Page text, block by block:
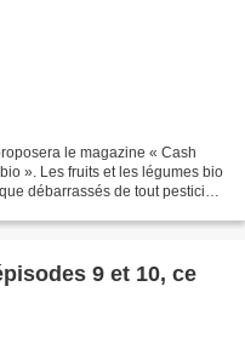
le magazine « Cash
». Les fruits et les légumes bio
débarrassés de tout pesticide,
9 et 10, ce